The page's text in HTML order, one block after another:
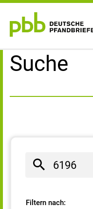
Suchergebnisse
Suche
Filtern nach: